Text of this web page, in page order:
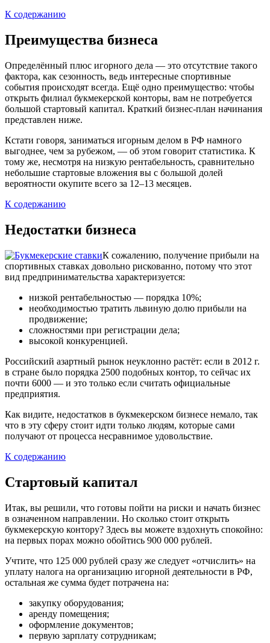
К содержанию
Преимущества бизнеса
Определённый плюс игорного дела — это отсутствие такого
фактора, как сезонность, ведь интересные спортивные
события происходят всегда. Ещё одно преимущество: чтобы
открыть филиал букмекерской конторы, вам не потребуется
большой стартовый капитал. Краткий бизнес-план начинания
представлен ниже.
Кстати говоря, заниматься игорным делом в РФ намного
выгоднее, чем за рубежом, — об этом говорит статистика. К
тому же, несмотря на низкую рентабельность, сравнительно
небольшие стартовые вложения вы с большой долей
вероятности окупите всего за 12–13 месяцев.
К содержанию
Недостатки бизнеса
К сожалению, получение прибыли на
спортивных ставках довольно рискованно, потому что этот
вид предпринимательства характеризуется:
низкой рентабельностью — порядка 10%;
необходимостью тратить львиную долю прибыли на
продвижение;
сложностями при регистрации дела;
высокой конкуренцией.
Российский азартный рынок неуклонно растёт: если в 2012 г.
в стране было порядка 2500 подобных контор, то сейчас их
почти 6000 — и это только если считать официальные
предприятия.
Как видите, недостатков в букмекерском бизнесе немало, так
что в эту сферу стоит идти только людям, которые сами
получают от процесса несравнимое удовольствие.
К содержанию
Стартовый капитал
Итак, вы решили, что готовы пойти на риски и начать бизнес
в означенном направлении. Но сколько стоит открыть
букмекерскую контору? Здесь вы можете вздохнуть спокойно:
на первых порах можно обойтись 900 000 рублей.
Учтите, что 125 000 рублей сразу же следует «отчислить» на
уплату налога на организацию игорной деятельности в РФ,
остальная же сумма будет потрачена на:
закупку оборудования;
аренду помещения;
оформление документов;
первую зарплату сотрудникам;